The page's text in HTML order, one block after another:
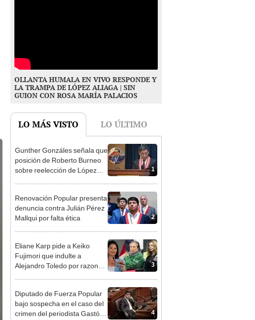
OLLANTA HUMALA EN VIVO RESPONDE Y
LA TRAMPA DE LÓPEZ ALIAGA | SIN
GUION CON ROSA MARÍA PALACIOS
LO MÁS VISTO LO ÚLTIMO
1
Gunther Gonzáles señala que
posición de Roberto Burneo
sobre reelección de López
2
Renovación Popular presenta
denuncia contra Julián Pérez
Mallqui por falta ética
3
Eliane Karp pide a Keiko
Fujimori que indulte a
Alejandro Toledo por razones
4
Diputado de Fuerza Popular
bajo sospecha en el caso del
crimen del periodista Gastón